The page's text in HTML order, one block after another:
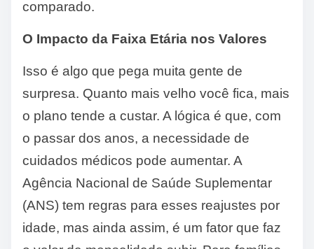
comparado.
O Impacto da Faixa Etária nos Valores
Isso é algo que pega muita gente de
surpresa. Quanto mais velho você fica, mais
o plano tende a custar. A lógica é que, com
o passar dos anos, a necessidade de
cuidados médicos pode aumentar. A
Agência Nacional de Saúde Suplementar
(ANS) tem regras para esses reajustes por
idade, mas ainda assim, é um fator que faz